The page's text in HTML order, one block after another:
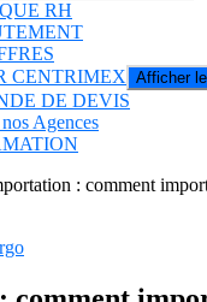
RH
CENTRIMEX Afficher
DE DEVIS
Agences
: comment